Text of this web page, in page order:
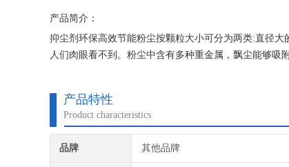
产品简介：
抑尘剂环保高效节能粉尘按颗粒大小可分为两类:直径
人们肉眼看不到。粉尘中含有多种重金属，飘尘能够吸
产品特性
Product characteristics
品牌 其他品牌